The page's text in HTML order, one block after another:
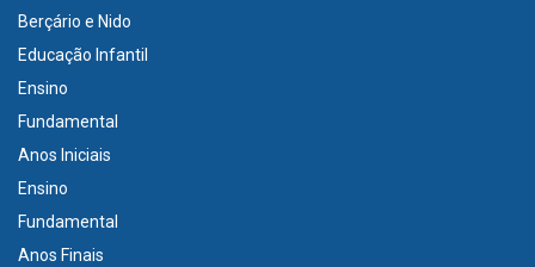
Berçário e Nido
Educação Infantil
Ensino
Fundamental
Anos Iniciais
Ensino
Fundamental
Anos Finais